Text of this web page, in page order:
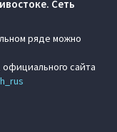
Сеть
ряде можно
официального сайта